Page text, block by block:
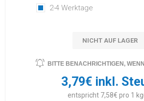
2-4 Werktage
NICHT AUF LAGER
BITTE BENACHRICHTIGEN,
3,79€ inkl.
entspricht 7,58€ pro 1